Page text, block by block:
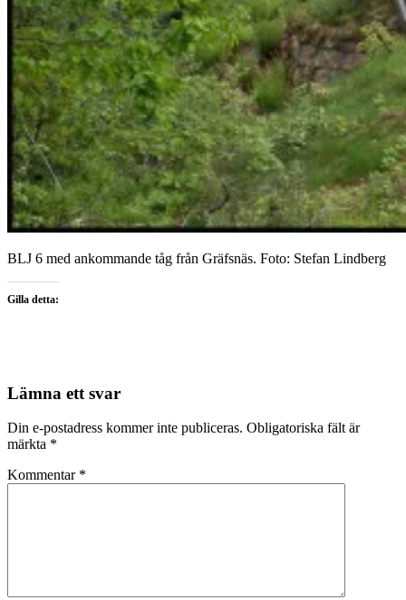
BLJ 6 med ankommande tåg från Gräfsnäs. Foto: Stefan Lindberg
Gilla detta:
Lämna ett svar
Din e-postadress kommer inte publiceras. Obligatoriska fält är
märkta *
Kommentar *